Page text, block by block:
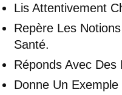
Lis Attentivement
Repère Les
Santé.
Réponds Avec Des
Donne Un